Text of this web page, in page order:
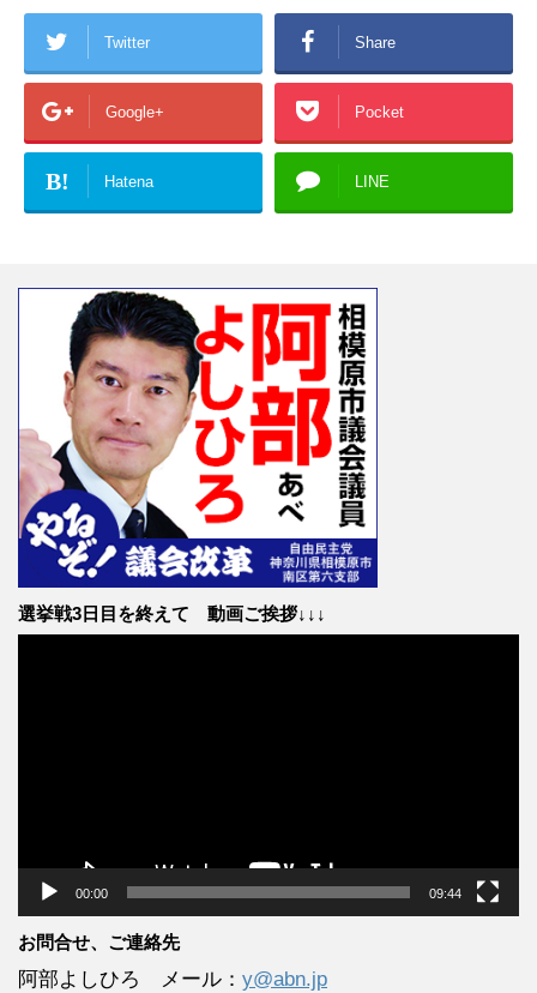
Twitter Share
Google+ Pocket
B! Hatena LINE
選挙戦3日目を終えて 動画ご挨拶↓↓↓
00:00 09:44
お問合せ、ご連絡先
阿部よしひろ メール： y@abn.jp